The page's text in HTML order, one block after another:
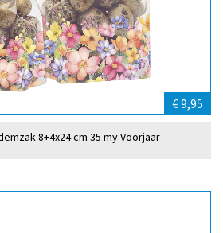
€ 9,95
8+4x24 cm 35 my Voorjaar